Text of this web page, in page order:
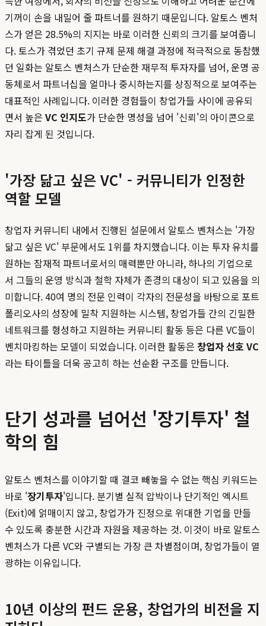
기꺼이 손을 내밀어 줄 파트너를 원하기 때문입니다. 알토스 벤처
스가 얻은 28.5%의 지지는 바로 이러한 신뢰의 크기를 보여줍니
다. 토스가 겪었던 초기 규제 문제 해결 과정에 적극적으로 동참했
던 일화는 알토스 벤처스가 단순한 재무적 투자자를 넘어, 운명 공
동체로서 파트너십을 얼마나 중시하는지를 상징적으로 보여주는
대표적인 사례입니다. 이러한 경험들이 창업가들 사이에 공유되
면서 높은 VC 인지도가 단순한 명성을 넘어 '신뢰'의 아이콘으로
자리 잡게 된 것입니다.
'가장 닮고 싶은 VC' - 커뮤니티가 인정한
역할 모델
창업자 커뮤니티 내에서 진행된 설문에서 알토스 벤처스는 '가장
닮고 싶은 VC' 부문에서도 1위를 차지했습니다. 이는 투자 유치를
원하는 잠재적 파트너로서의 매력뿐만 아니라, 하나의 기업으로
서 그들의 운영 방식과 철학 자체가 존경의 대상이 되고 있음을 의
미합니다. 40여 명의 전문 인력이 각자의 전문성을 바탕으로 포트
폴리오사의 성장에 밀착 지원하는 시스템, 창업가들 간의 긴밀한
네트워크를 형성하고 지원하는 커뮤니티 활동 등은 다른 VC들이
벤치마킹하는 모델이 되었습니다. 이러한 활동은 창업자 선호 VC
라는 타이틀을 더욱 공고히 하는 선순환 구조를 만듭니다.
단기 성과를 넘어선 '장기투자' 철
학의 힘
알토스 벤처스를 이야기할 때 결코 빼놓을 수 없는 핵심 키워드는
바로 '장기투자'입니다. 분기별 실적 압박이나 단기적인 엑시트
(Exit)에 얽매이지 않고, 창업가가 진정으로 위대한 기업을 만들
수 있도록 충분한 시간과 자원을 제공하는 것. 이것이 바로 알토스
벤처스가 다른 VC와 구별되는 가장 큰 차별점이며, 창업가들이 열
광하는 이유입니다.
10년 이상의 펀드 운용, 창업가의 비전을 지